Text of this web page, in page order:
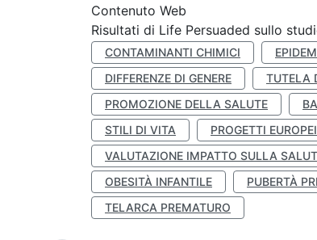
Contenuto Web
Risultati di Life Persuaded sullo
CONTAMINANTI CHIMICI
DIFFERENZE DI GENERE
TUTELA
PROMOZIONE DELLA SALUTE
STILI DI VITA
PROGETTI EUROPEI
VALUTAZIONE IMPATTO SULLA
OBESITÀ INFANTILE
PUBERTÀ
TELARCA PREMATURO